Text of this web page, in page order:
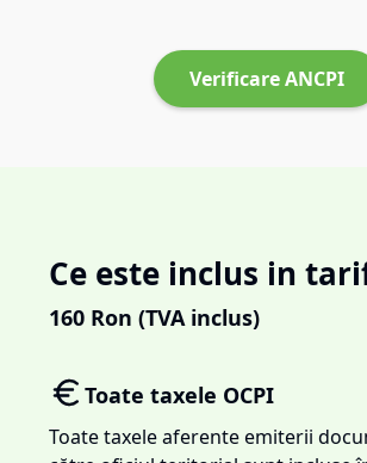
Verificare ANCPI
Ce este inclus in
160 Ron (TVA inclus)
Toate taxele OCPI
Toate taxele aferente emiterii